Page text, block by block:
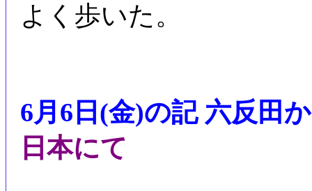
よく歩いた。
6月6日(金)の記 六反田
日本にて